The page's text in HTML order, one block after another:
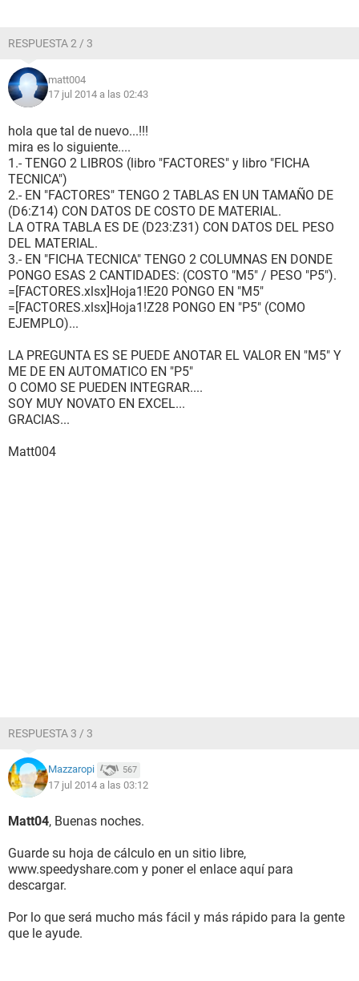
RESPUESTA 2 / 3
matt004
17 jul 2014 a las 02:43
hola que tal de nuevo...!!!
mira es lo siguiente....
1.- TENGO 2 LIBROS (libro "FACTORES" y libro "FICHA
TECNICA")
2.- EN "FACTORES" TENGO 2 TABLAS EN UN TAMAÑO DE
(D6:Z14) CON DATOS DE COSTO DE MATERIAL.
LA OTRA TABLA ES DE (D23:Z31) CON DATOS DEL PESO
DEL MATERIAL.
3.- EN "FICHA TECNICA" TENGO 2 COLUMNAS EN DONDE
PONGO ESAS 2 CANTIDADES: (COSTO "M5" / PESO "P5").
=[FACTORES.xlsx]Hoja1!E20 PONGO EN "M5"
=[FACTORES.xlsx]Hoja1!Z28 PONGO EN "P5" (COMO
EJEMPLO)...
LA PREGUNTA ES SE PUEDE ANOTAR EL VALOR EN "M5" Y
ME DE EN AUTOMATICO EN "P5"
O COMO SE PUEDEN INTEGRAR....
SOY MUY NOVATO EN EXCEL...
GRACIAS...
Matt004
RESPUESTA 3 / 3
Mazzaropi 567
17 jul 2014 a las 03:12
Matt04, Buenas noches.
Guarde su hoja de cálculo en un sitio libre,
www.speedyshare.com y poner el enlace aquí para
descargar.
Por lo que será mucho más fácil y más rápido para la gente
que le ayude.